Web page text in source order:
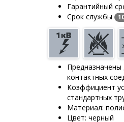
Гарантийный
Срок службы
Предназначены
контактных
Коэффициент
стандартных
Материал:
Цвет: черный